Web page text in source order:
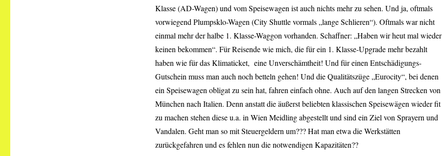
Klasse (AD-Wagen) und vom Speisewagen ist auch nichts mehr zu sehen. Und ja, oftmals
vorwiegend Plumpsklo-Wagen (City Shuttle vormals „lange Schlieren“). Oftmals war nicht
einmal mehr der halbe 1. Klasse-Waggon vorhanden. Schaffner: „Haben wir heut mal wieder
keinen bekommen“. Für Reisende wie mich, die für ein 1. Klasse-Upgrade mehr bezahlt
haben wie für das Klimaticket, eine Unverschämtheit! Und für einen Entschädigungs-
Gutschein muss man auch noch betteln gehen! Und die Qualitätszüge „Eurocity“, bei denen
ein Speisewagen obligat zu sein hat, fahren einfach ohne. Auch auf den langen Strecken von
München nach Italien. Denn anstatt die äußerst beliebten klassischen Speisewägen wieder fit
zu machen stehen diese u.a. in Wien Meidling abgestellt und sind ein Ziel von Sprayern und
Vandalen. Geht man so mit Steuergeldern um??? Hat man etwa die Werkstätten
zurückgefahren und es fehlen nun die notwendigen Kapazitäten??